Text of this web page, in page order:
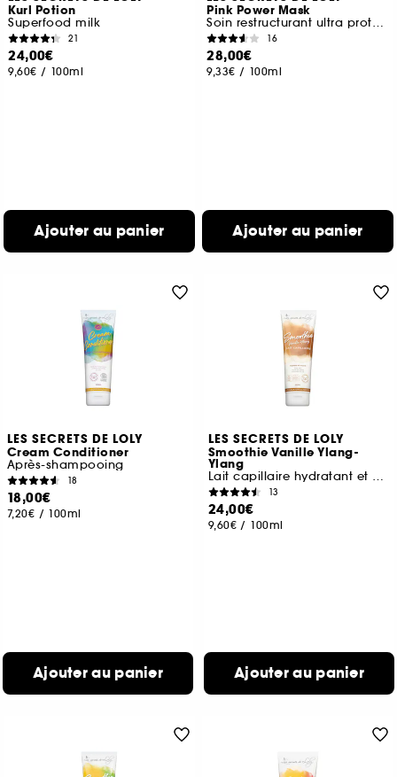
Kurl Potion
Superfood milk
21
24,00€
9,60€ / 100ml
Ajouter au panier
Pink Power Mask
Soin restructurant ultra protéiné
16
28,00€
9,33€ / 100ml
Ajouter au panier
LES SECRETS DE LOLY
Cream Conditioner
Après-shampooing
18
18,00€
7,20€ / 100ml
Ajouter au panier
LES SECRETS DE LOLY
Smoothie Vanille Ylang-
Ylang
Lait capillaire hydratant et nourrissant
13
24,00€
9,60€ / 100ml
Ajouter au panier